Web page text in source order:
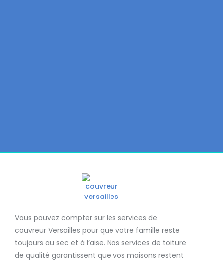
Vous pouvez compter sur les services de
couvreur Versailles pour que votre famille reste
toujours au sec et à l’aise. Nos services de toiture
de qualité garantissent que vos maisons restent